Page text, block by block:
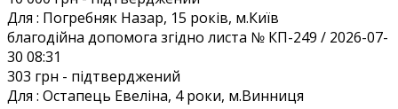
Для : Погребняк Назар, 15 років, м.Київ
благодійна допомога згідно листа № КП-249 / 2026-07-
30 08:31
303 грн - підтверджений
Для : Остапець Евеліна, 4 роки, м.Винниця